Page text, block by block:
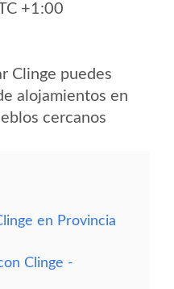
+1:00
Clinge puedes
alojamientos en
cercanos
en Provincia
Clinge -